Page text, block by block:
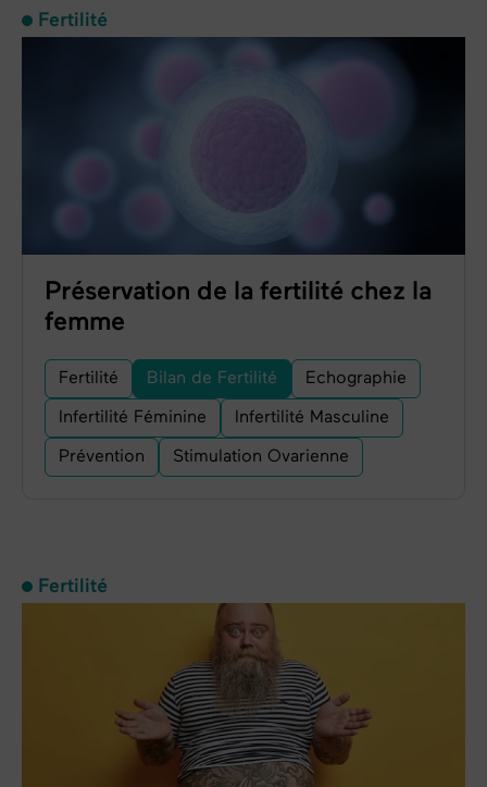
Fertilité
Préservation de la fertilité chez la
femme
Fertilité Bilan de Fertilité Echographie
Infertilité Féminine Infertilité Masculine
Prévention Stimulation Ovarienne
Fertilité